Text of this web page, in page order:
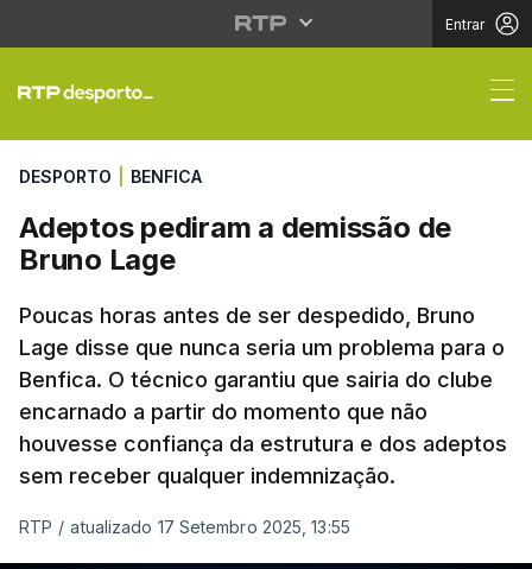
Entrar
Adeptos pediram a
DESPORTO BENFICA
Adeptos pediram a demissão de
Bruno Lage
Poucas horas antes de ser despedido, Bruno
Lage disse que nunca seria um problema para o
Benfica. O técnico garantiu que sairia do clube
encarnado a partir do momento que não
houvesse confiança da estrutura e dos adeptos
sem receber qualquer indemnização.
RTP / atualizado 17 Setembro 2025, 13:55